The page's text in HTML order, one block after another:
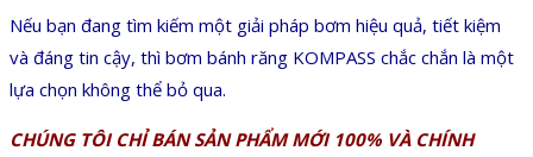
Nếu bạn đang tìm kiếm một giải pháp bơm hiệu quả, tiết kiệm
và đáng tin cậy, thì bơm bánh răng KOMPASS chắc chắn là một
lựa chọn không thể bỏ qua.
CHÚNG TÔI CHỈ BÁN SẢN PHẨM MỚI 100% VÀ CHÍNH